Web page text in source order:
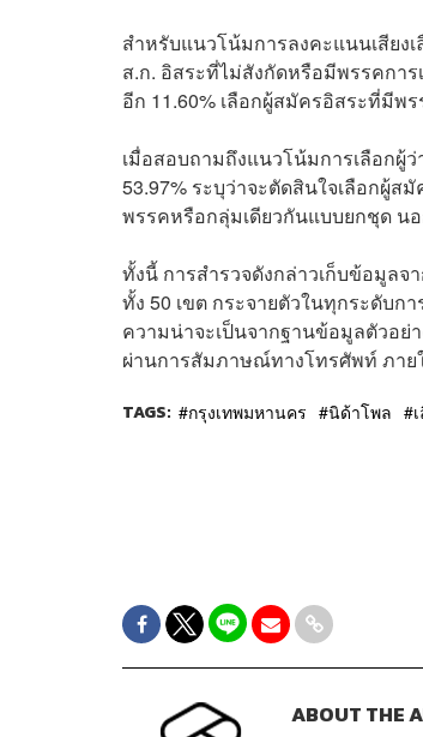
สำหรับแนวโน้มการลงคะแนนเสียง
ส.ก. อิสระที่ไม่สังกัดหรือมีพรรคกา
อีก 11.60% เลือกผู้สมัครอิสระที่มีพ
เมื่อสอบถามถึงแนวโน้มการเลือกผู้
53.97% ระบุว่าจะตัดสินใจเลือกผู้ส
พรรคหรือกลุ่มเดียวกันแบบยกชุด น
ทั้งนี้ การสำรวจดังกล่าวเก็บข้อมูล
ทั้ง 50 เขต กระจายตัวในทุกระดับก
ความน่าจะเป็นจากฐานข้อมูลตัวอย่
ผ่านการสัมภาษณ์ทางโทรศัพท์ ภาย
TAGS: กรุงเทพมหานคร นิด้าโพล
ABOUT THE